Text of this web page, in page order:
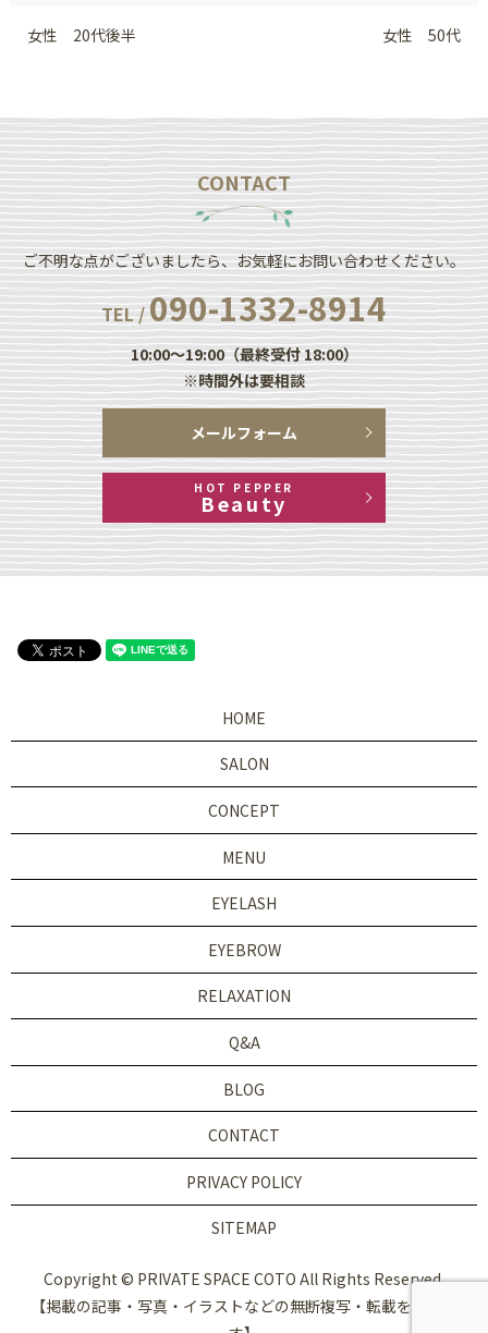
女性 20代後半 女性 50代
CONTACT
ご不明な点がございましたら、お気軽にお問い合わせください。
TEL /090-1332-8914
10:00～19:00（最終受付 18:00）
※時間外は要相談
メールフォーム
HOT PEPPER
Beauty
HOME
SALON
CONCEPT
MENU
EYELASH
EYEBROW
RELAXATION
Q&A
BLOG
CONTACT
PRIVACY POLICY
SITEMAP
Copyright © PRIVATE SPACE COTO All Rights Reserved.
【掲載の記事・写真・イラストなどの無断複写・転載を禁じま